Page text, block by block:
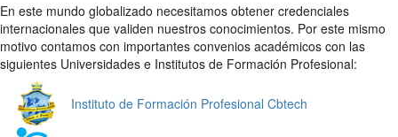
En este mundo globalizado necesitamos obtener credenciales
internacionales que validen nuestros conocimientos. Por este mismo
motivo contamos con importantes convenios académicos con las
siguientes Universidades e Institutos de Formación Profesional:
Instituto de Formación Profesional Cbtech